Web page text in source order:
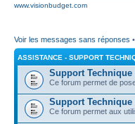
www.visionbudget.com
Voir les messages sans réponses •
ASSISTANCE - SUPPORT
Support
Ce forum permet de
Support
Ce forum permet aux